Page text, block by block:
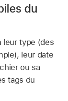
du
leur type (des
leur date
ou sa
tags du